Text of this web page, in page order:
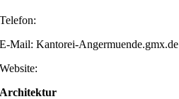
Telefon:
E-Mail: Kantorei-Angermuende.gmx.de
Website:
Architektur